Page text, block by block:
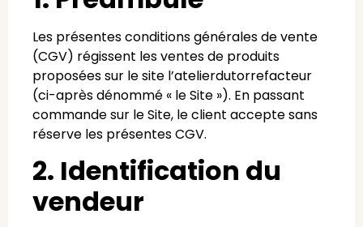
Les présentes conditions générales de vente
(CGV) régissent les ventes de produits
proposées sur le site l’atelierdutorrefacteur
(ci-après dénommé « le Site »). En passant
commande sur le Site, le client accepte sans
réserve les présentes CGV.
2. Identification du
vendeur